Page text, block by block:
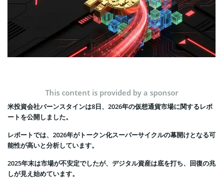
This content is provided by a sponsor
米投資会社バーンスタインは8日、2026年の仮想通貨市場に関するレポ
ートを公開しました。
レポートでは、2026年がトークン化スーパーサイクルの幕開けとなる可
能性が高いと分析しています。
2025年末は市場が不安定でしたが、デジタル資産は底を打ち、回復の兆
しが見え始めています。